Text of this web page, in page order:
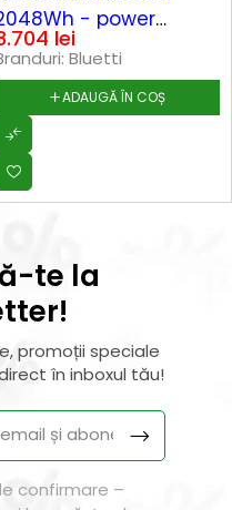
- power
lei
Bluetti
ADAUGĂ ÎN COȘ
te la
promoții speciale
în inboxul tău!
confirmare –